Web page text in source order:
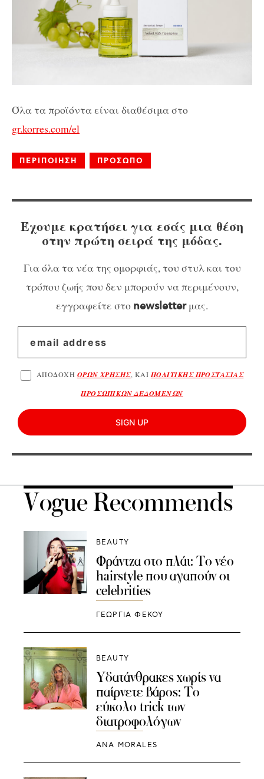
Όλα τα προϊόντα είναι διαθέσιμα στο
gr.korres.com/el
ΠΕΡΙΠΟΙΗΣΗ ΠΡΟΣΩΠΟ
Έχουμε κρατήσει για εσάς μια θέση
στην πρώτη σειρά της μόδας.
Για όλα τα νέα της ομορφιάς, του στυλ και του
τρόπου ζωής που δεν μπορούν να περιμένουν,
εγγραφείτε στο newsletterμας.
ΑΠΟΔΟΧΗ ΟΡΩΝ ΧΡΗΣΗΣ, ΚΑΙ ΠΟΛΙΤΙΚΗΣ ΠΡΟΣΤΑΣΙΑΣ
ΠΡΟΣΩΠΙΚΩΝ ΔΕΔΟΜΕΝΩΝ
SIGN UP
Vogue Recommends
BEAUTY
Φράντζα στο πλάι: Το νέο
hairstyle που αγαπούν οι
celebrities
ΓΕΩΡΓΙΑ ΦΕΚΟΥ
BEAUTY
Υδατάνθρακες χωρίς να
παίρνετε βάρος: Το
εύκολο trick των
διατροφολόγων
ANA MORALES